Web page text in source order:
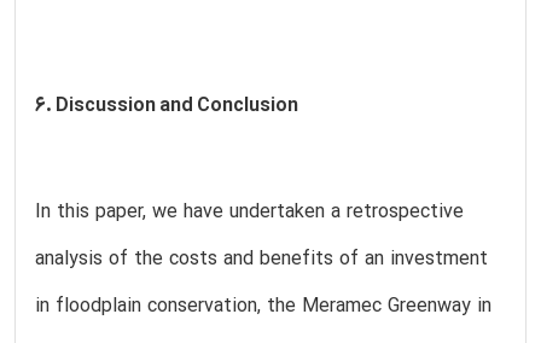
6. Discussion and Conclusion
In this paper, we have undertaken a retrospective
analysis of the costs and benefits of an investment
in floodplain conservation, the Meramec Greenway in